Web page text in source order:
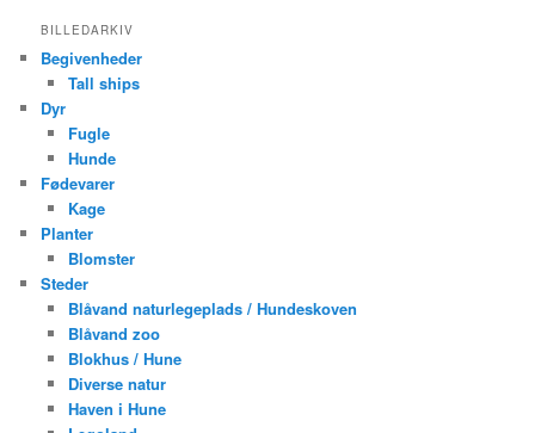
BILLEDARKIV
Begivenheder
Tall ships
Dyr
Fugle
Hunde
Fødevarer
Kage
Planter
Blomster
Steder
Blåvand naturlegeplads / Hundeskoven
Blåvand zoo
Blokhus / Hune
Diverse natur
Haven i Hune